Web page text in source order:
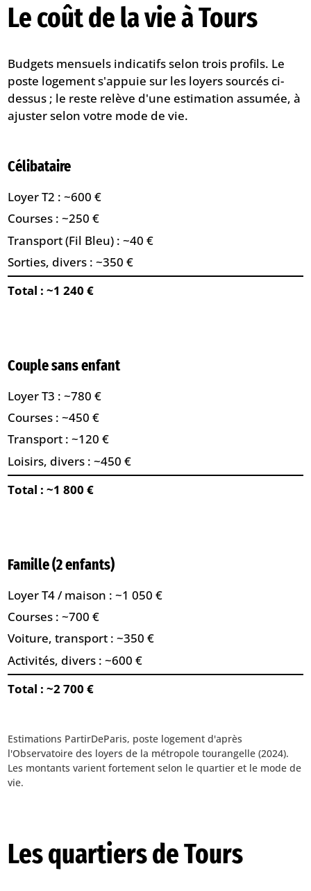
Le coût de la vie à Tours
Budgets mensuels indicatifs selon trois profils. Le
poste logement s'appuie sur les loyers sourcés ci-
dessus ; le reste relève d'une estimation assumée, à
ajuster selon votre mode de vie.
Célibataire
Loyer T2 : ~600 €
Courses : ~250 €
Transport (Fil Bleu) : ~40 €
Sorties, divers : ~350 €
Total : ~1 240 €
Couple sans enfant
Loyer T3 : ~780 €
Courses : ~450 €
Transport : ~120 €
Loisirs, divers : ~450 €
Total : ~1 800 €
Famille (2 enfants)
Loyer T4 / maison : ~1 050 €
Courses : ~700 €
Voiture, transport : ~350 €
Activités, divers : ~600 €
Total : ~2 700 €
Estimations PartirDeParis, poste logement d'après
l'Observatoire des loyers de la métropole tourangelle (2024).
Les montants varient fortement selon le quartier et le mode de
vie.
Les quartiers de Tours